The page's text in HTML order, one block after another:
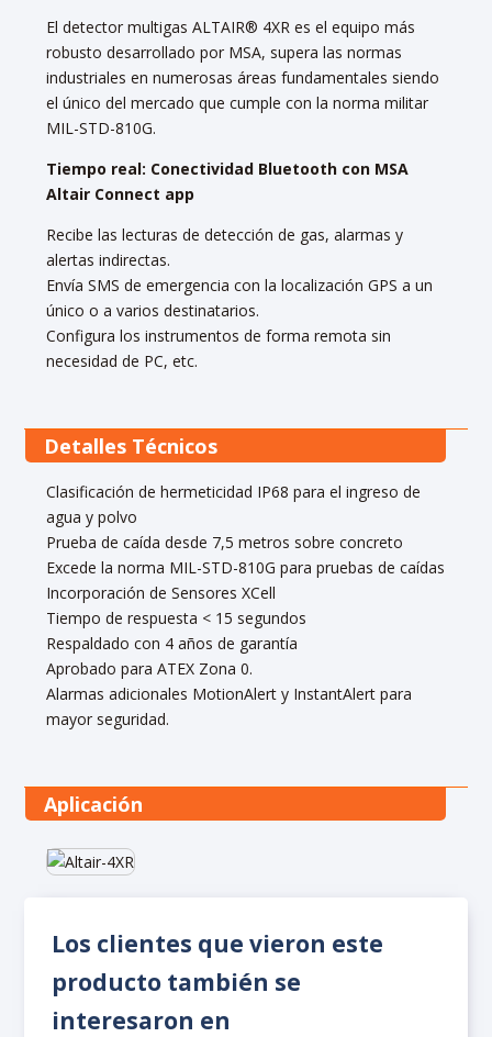
El detector multigas ALTAIR® 4XR es el equipo más
robusto desarrollado por MSA, supera las normas
industriales en numerosas áreas fundamentales siendo
el único del mercado que cumple con la norma militar
MIL-STD-810G.
Tiempo real: Conectividad Bluetooth con MSA
Altair Connect app
Recibe las lecturas de detección de gas, alarmas y
alertas indirectas.
Envía SMS de emergencia con la localización GPS a un
único o a varios destinatarios.
Configura los instrumentos de forma remota sin
necesidad de PC, etc.
Detalles Técnicos
Clasificación de hermeticidad IP68 para el ingreso de
agua y polvo
Prueba de caída desde 7,5 metros sobre concreto
Excede la norma MIL-STD-810G para pruebas de caídas
Incorporación de Sensores XCell
Tiempo de respuesta < 15 segundos
Respaldado con 4 años de garantía
Aprobado para ATEX Zona 0.
Alarmas adicionales MotionAlert y InstantAlert para
mayor seguridad.
Aplicación
Los clientes que vieron este
producto también se
interesaron en